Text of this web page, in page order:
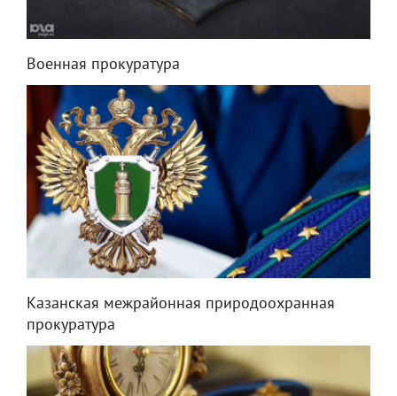
Военная прокуратура
Казанская межрайонная природоохранная
прокуратура